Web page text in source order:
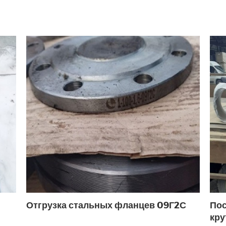
Муфтовые ДУ40 Муфтовый ДУ15
ДУ15 Под приварку ДУ25 Под приварку
ДУ15 Полнопроходные муфтовые ДУ15
ДУ50 Фланцевые DN32
Фланцевый ДУ50 РУ16
Отгрузка стальных фланцев 09Г2С